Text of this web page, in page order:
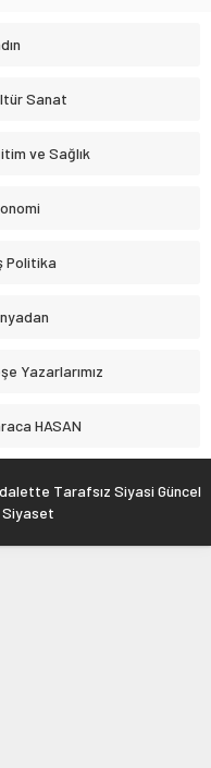
Sanat
ve Sağlık
Politika
Yazarlarımız
HASAN
Tarafsız Siyasi Güncel